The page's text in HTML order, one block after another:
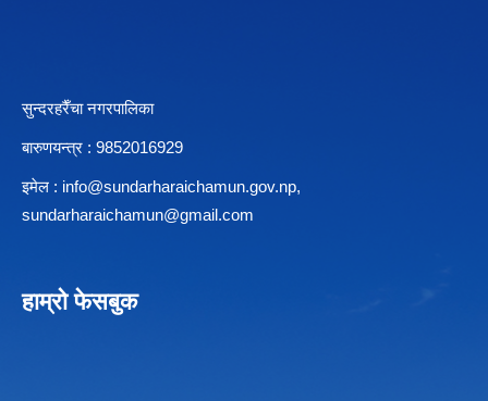
सुन्दरहरैँचा नगरपालिका
बारुणयन्त्र : 9852016929
इमेल : info@sundarharaichamun.gov.np,
sundarharaichamun@gmail.com
हाम्रो फेसबुक